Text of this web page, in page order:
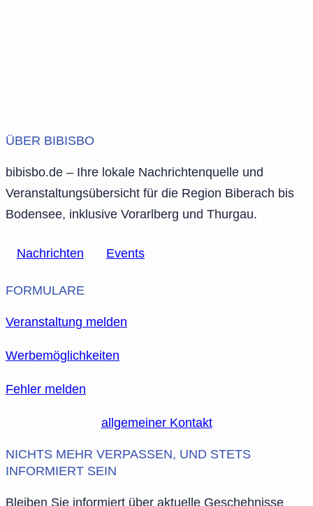
ÜBER BIBISBO
bibisbo.de – Ihre lokale Nachrichtenquelle und
Veranstaltungsübersicht für die Region Biberach bis
Bodensee, inklusive Vorarlberg und Thurgau.
Nachrichten Events
FORMULARE
Veranstaltung melden
Werbemöglichkeiten
Fehler melden
allgemeiner Kontakt
NICHTS MEHR VERPASSEN, UND STETS
INFORMIERT SEIN
Bleiben Sie informiert über aktuelle Geschehnisse